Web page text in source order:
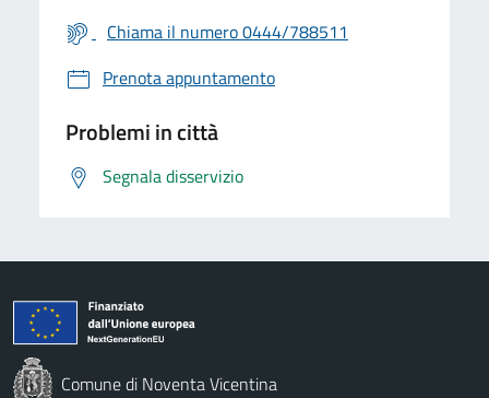
Chiama il numero 0444/788511
Prenota appuntamento
Problemi in città
Segnala disservizio
Comune di Noventa Vicentina